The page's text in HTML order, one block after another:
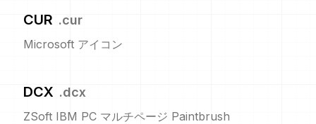
CUR .cur
Microsoft アイコン
DCX .dcx
ZSoft IBM PC マルチページ Paintbrush